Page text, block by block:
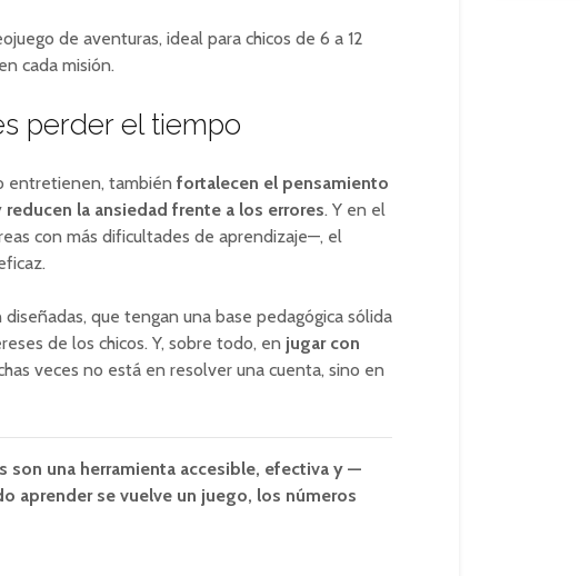
de aventuras, ideal para chicos de 6 a 12
cada misión.
perder el tiempo
entretienen, también fortalecen el pensamiento
la ansiedad frente a los errores. Y en el
con más dificultades de aprendizaje—, el
que tengan una base pedagógica sólida
de los chicos. Y, sobre todo, en jugar con
veces no está en resolver una cuenta, sino en
son una herramienta accesible, efectiva y —
aprender se vuelve un juego, los números